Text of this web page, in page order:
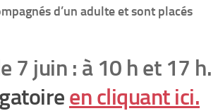
d’un adulte et sont placés
7 juin : à 10 h et 17 h.
en cliquant ici.